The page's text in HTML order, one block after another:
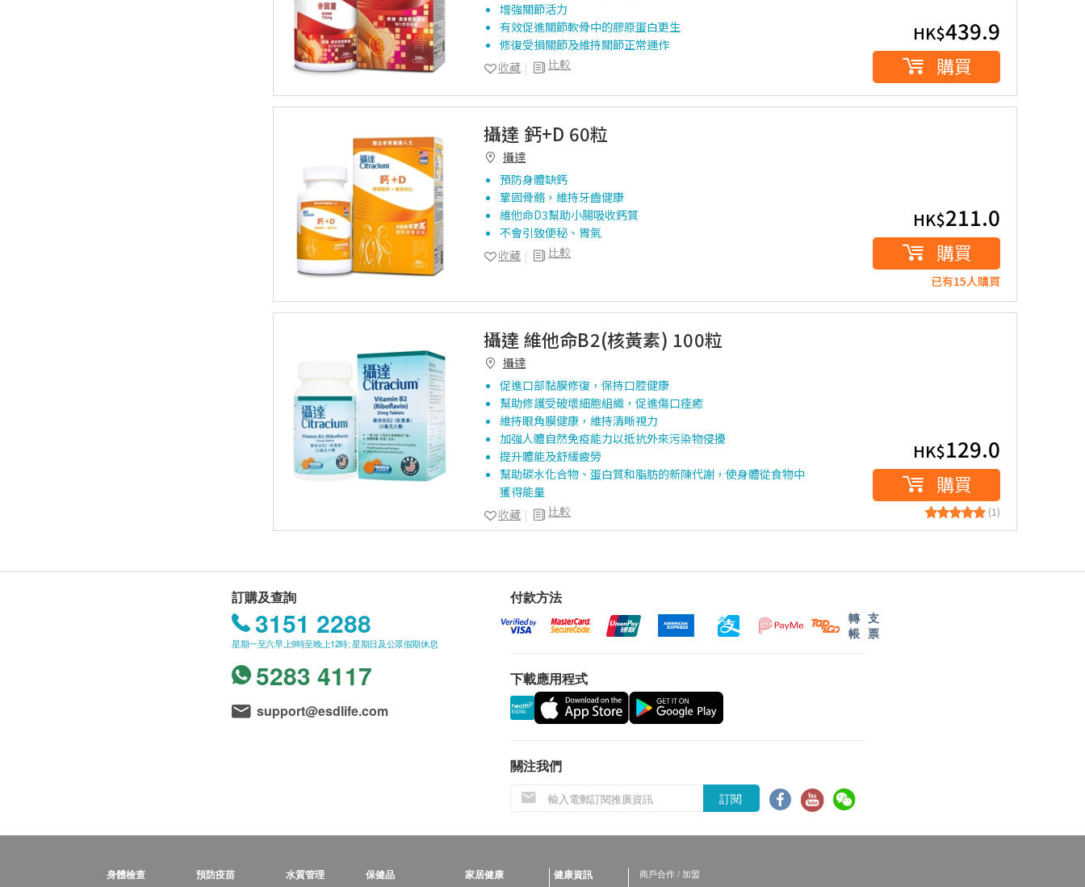
增強關節活力
有效促進關節軟骨中的膠原蛋白更生
修復受損關節及維持關節正常運作
比較
收藏
HK$439.9
購買
攝達 鈣+D 60粒
攝達
預防身體缺鈣
鞏固骨骼，維持牙齒健康
維他命D3幫助小腸吸收鈣質
不會引致便秘、胃氣
比較
收藏
HK$211.0
購買
已有15人購買
攝達 維他命B2(核黃素) 100粒
攝達
促進口部黏膜修復，保持口腔健康
幫助修護受破壞細胞組織，促進傷口痊癒
維持眼角膜健康，維持清晰視力
加強人體自然免疫能力以抵抗外來污染物侵擾
提升體能及舒緩疲勞
幫助碳水化合物、蛋白質和脂肪的新陳代謝，使身體從食物中
獲得能量
比較
收藏
HK$129.0
購買
(1)
訂購及查詢
3151 2288
星期一至六早上9時至晚上12時; 星期日及公眾假期休息
5283 4117
support@esdlife.com
付款方法
轉
帳
支
票
下載應用程式
關注我們
訂閱
身體檢查 預防疫苗 水質管理 保健品 家居健康 健康資訊
商戶合作 / 加盟